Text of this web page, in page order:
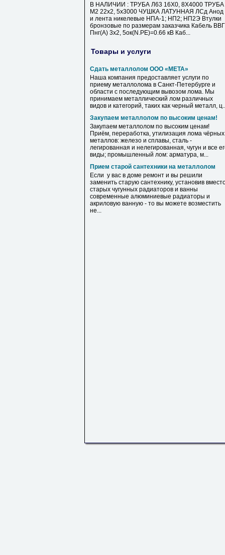
В НАЛИЧИИ : ТРУБА Л63 16Х0, 8Х4000 ТРУБА
М2 22х2, 5х3000 ЧУШКА ЛАТУННАЯ ЛСд Анод
и лента никелевые НПА-1; НП2; НП2Э Втулки
бронзовые по размерам заказчика Кабель
Пнг(А) 3х2, 5ок(N.PE)=0.66 кВ Каб...
Товары и услуги
Сдать металлолом ООО «МЕТА»
Наша компания предоставляет услуги по
приему металлолома в Санкт-Петербурге и
области с последующим вывозом лома. Мы
принимаем металлический лом различных
видов и категорий, таких как черный металл,
Закупаем металлолом по высоким ценам!
Закупаем металлолом по высоким ценам!
Приём, переработка, утилизация лома чёрных
металлов: железо и сплавы, сталь -
легированная и нелегированная, чугун и все
виды; промышленный лом: арматура, м...
Прием старой сантехники на металлолом
Если у вас в доме ремонт и вы решили
заменить старую сантехнику, установив
старых чугунных радиаторов и ванны
современные алюминиевые радиаторы и
акриловую ванную - то вы можете возместить
не...